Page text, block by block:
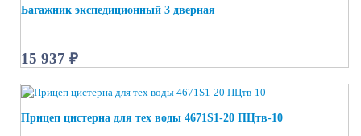
Багажник экспедиционный 3 дверная
15 937 ₽
Прицеп цистерна для тех воды 4671S1-20 ПЦтв-10